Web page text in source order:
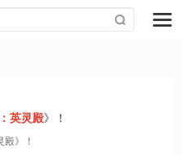
英灵殿》！
》！